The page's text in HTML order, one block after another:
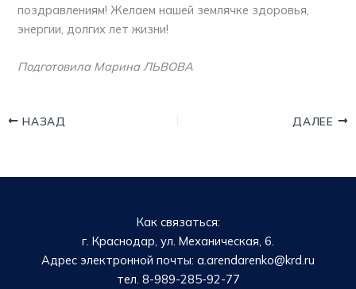
поздравлениям! Желаем нашей землячке здоровья,
энергии, долгих лет жизни!
Подготовила Марина ЛЬВОВА
НАЗАД ДАЛЕЕ
Как связаться:
г. Краснодар, ул. Механическая, 6.
Адрес электронной почты: a.arendarenko@krd.ru
тел. 8-989-285-92-77